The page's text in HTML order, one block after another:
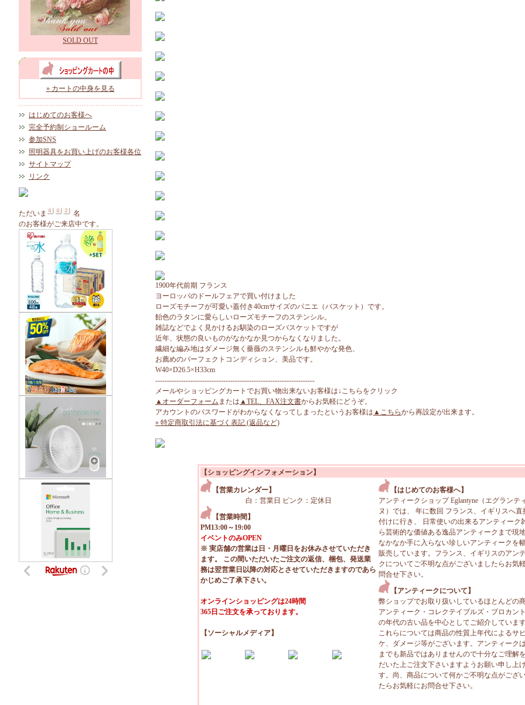
SOLD OUT
» カートの中身を見る
はじめてのお客様へ
完全予約制ショールーム
参加SNS
照明器具をお買い上げのお客様各位
サイトマップ
リンク
ただいま
名
のお客様がご来店中です。
1900年代前期 フランス
ヨーロッパのドールフェアで買い付けました
ローズモチーフが可愛い蓋付き40cmサイズのパニエ（バスケット）です。
飴色のラタンに愛らしいローズモチーフのステンシル。
雑誌などでよく見かけるお馴染のローズバスケットですが
近年、状態の良いものがなかなか見つからなくなりました。
繊細な編み地はダメージ無く薔薇のステンシルも鮮やかな発色、
お薦めのパーフェクトコンディション、美品です。
W40×D26.5×H33cm
--------------------------------------------------------------------
メールやショッピングカートでお買い物出来ないお客様は↓こちらをクリック
▲オーダーフォーム または ▲TEL、FAX注文書からお気軽にどうぞ。
アカウントのパスワードがわからなくなってしまったというお客様は ▲こちらから再設定が出来ます。
» 特定商取引法に基づく表記 (返品など)
【ショッピングインフォメーション】
【営業カレンダー】
白：営業日 ピンク：定休日
【営業時間】
PM13:00～19:00
イベントのみOPEN
※ 実店舗の営業は日・月曜日をお休みさせていただき
ます。 この間いただいたご注文の返信、梱包、発送業
務は翌営業日以降の対応とさせていただきますのであら
かじめご了承下さい。
オンラインショッピングは24時間
365日ご注文を承っております。
【ソーシャルメディア】
【はじめてのお客様へ】
アンティークショップ Eglantyne（エグランテ
ヌ）では、 年に数回 フランス、イギリスへ直
付けに行き、 日常使いの出来るアンティーク
ら芸術的な価値ある逸品アンティークまで現
なかなか手に入らない珍しいアンティークを
販売しています。フランス、イギリスのアン
クについてご不明な点がございましたらお気
問合せ下さい。
【アンティークについて】
弊ショップでお取り扱いしているほとんどの
アンティーク・コレクテイブルズ・ブロカン
の年代の古い品を中心としてご紹介しています
これらについては商品の性質上年代によるサ
ケ、ダメージ等がございます。アンティーク
までも新品ではありませんので十分なご理解
だいた上ご注文下さいますようお願い申し上
す。尚、商品について何かご不明な点がござ
たらお気軽にお問合せ下さい。